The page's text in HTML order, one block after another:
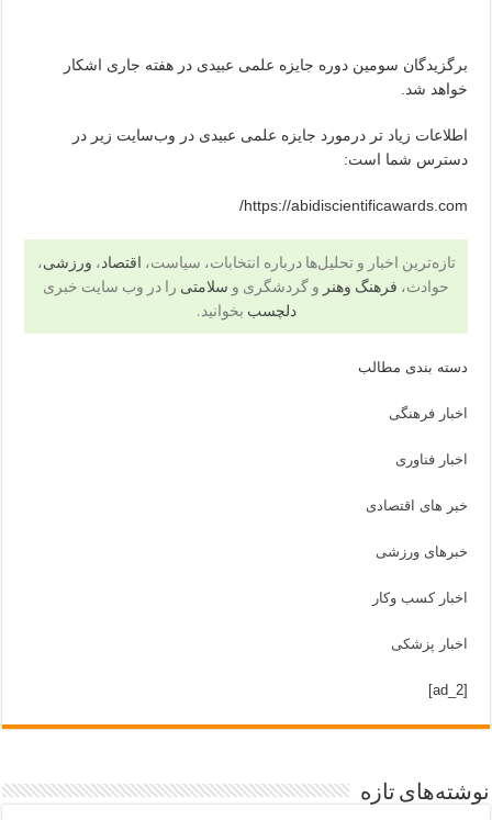
برگزیدگان سومین دوره جایزه علمی عبیدی در هفته جاری اشکار
خواهد شد.
اطلاعات زیاد تر درمورد جایزه علمی عبیدی در وب‌سایت زیر در
دسترس شما است:
https://abidiscientificawards.com/
تازه‌ترین اخبار و تحلیل‌ها درباره انتخابات، سیاست، اقتصاد، ورزشی،
حوادث، فرهنگ وهنر و گردشگری و سلامتی را در وب سایت خبری
دلچسب بخوانید.
دسته بندی مطالب
اخبار فرهنگی
اخبار فناوری
خبر های اقتصادی
خبرهای ورزشی
اخبار کسب وکار
اخبار پزشکی
[ad_2]
نوشته‌های تازه